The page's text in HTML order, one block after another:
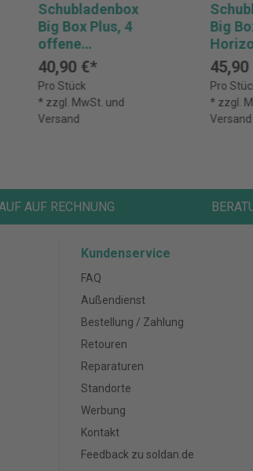
Schubladenbox
Big Box Plus, 4
offene
Schubladen, Bee
Blue - Farben
sortiert
40,90 €*
Pro Stück
* zzgl. MwSt. und
Versand
Big
Pro
* zzgl.
Versand
AUF RECHNUNG
Kundenservice
FAQ
Außendienst
Bestellung / Zahlung
Retouren
Reparaturen
Standorte
Werbung
Kontakt
Feedback zu soldan.de